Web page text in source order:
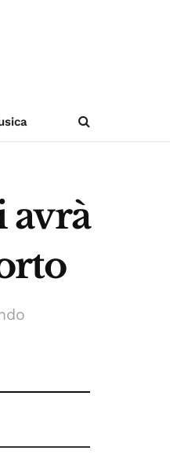
avrà